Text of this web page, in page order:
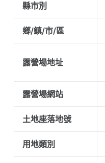
縣市別
鄉/鎮/市/區
露營場地址
露營場網站
土地座落地號
用地類別